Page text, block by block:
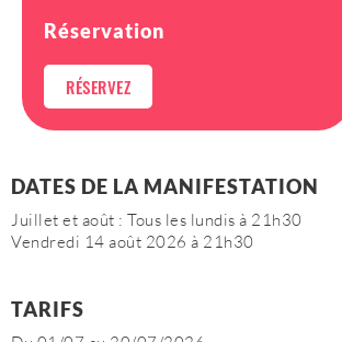
Réservation
RÉSERVEZ
DATES DE LA MANIFESTATION
Juillet et août : Tous les lundis à 21h30
Vendredi 14 août 2026 à 21h30
TARIFS